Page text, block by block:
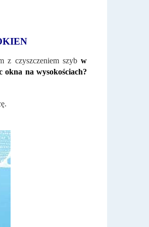
z czyszczeniem szybw
okna na wysokościach?